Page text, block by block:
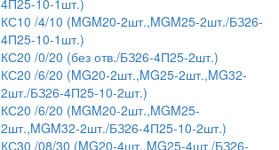
КС10 /4/10 (MGM20-2шт.,MGM25-2шт./БЗ26-
4П25-10-1шт.)
КС20 /0/20 (без отв./БЗ26-4П25-2шт.)
КС20 /6/20 (MG20-2шт.,MG25-2шт.,MG32-
2шт./БЗ26-4П25-10-2шт.)
КС20 /6/20 (MGM20-2шт.,MGM25-
2шт.,MGM32-2шт./БЗ26-4П25-10-2шт.)
КС30 /08/30 (MG20-4шт.,MG25-4шт./БЗ26-